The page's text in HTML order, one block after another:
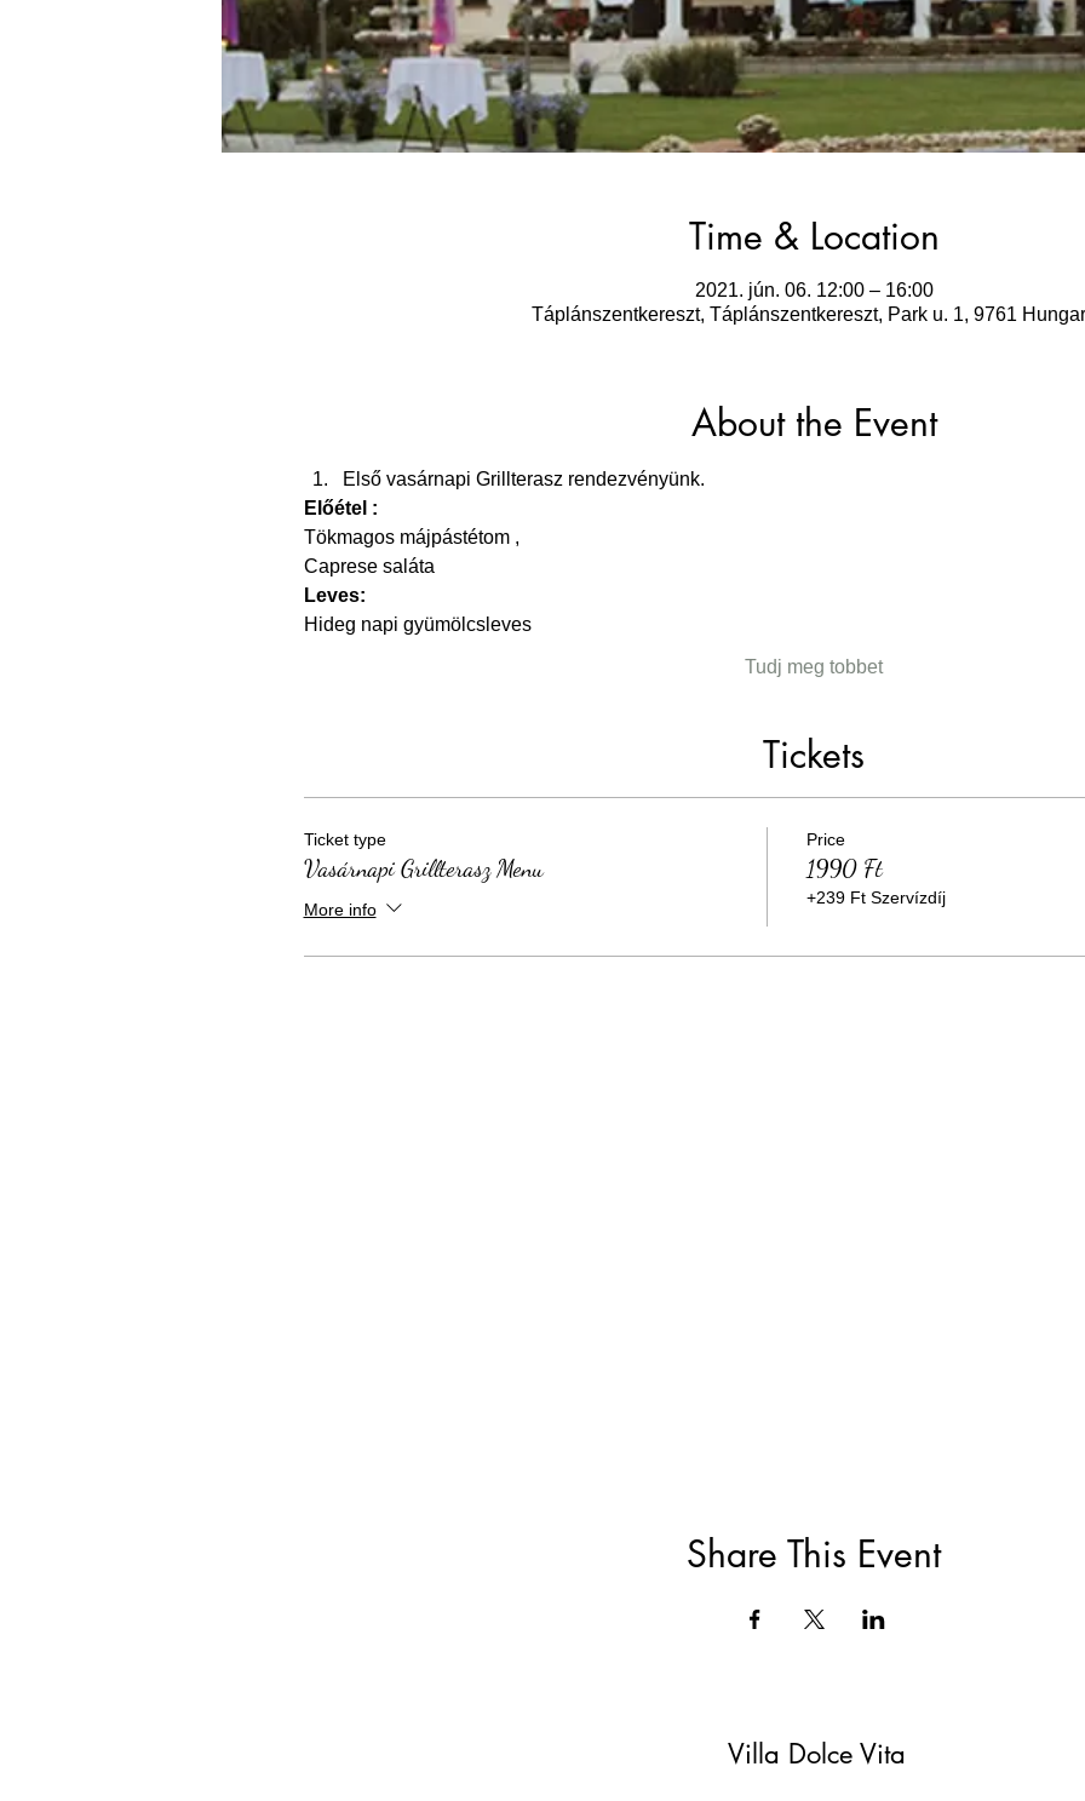
Time & Location
2021. jún. 06. 12:00 – 16:00
Táplánszentkereszt, Táplánszentkereszt, Park u. 1, 9761
About the Event
Első vasárnapi Grillterasz rendezvényünk.
Előétel :
Tökmagos májpástétom ,
Caprese saláta
Leves:
Hideg napi gyümölcsleves
Tudj meg tobbet
Tickets
Ticket type
Vasárnapi Grillterasz Menu
More info
Price
1990 Ft
+239 Ft Szervízdíj
Share This Event
Villa Dolce Vita